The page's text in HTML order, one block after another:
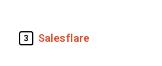
3 Salesflare